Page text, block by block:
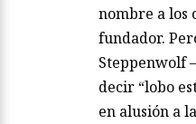
nombre a los
fundador.
Steppenwolf
decir “lobo
en alusión a